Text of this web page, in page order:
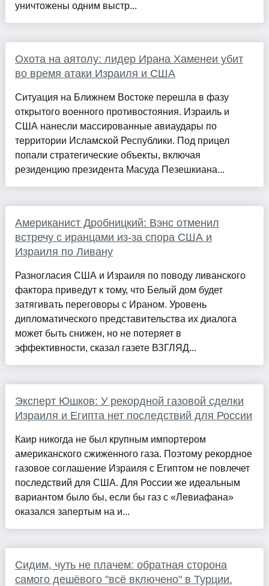
уничтожены одним выстр...
Охота на аятолу: лидер Ирана Хаменеи убит
во время атаки Израиля и США
Ситуация на Ближнем Востоке перешла в фазу
открытого военного противостояния. Израиль и
США нанесли массированные авиаудары по
территории Исламской Республики. Под прицел
попали стратегические объекты, включая
резиденцию президента Масуда Пезешкиана...
Американист Дробницкий: Вэнс отменил
встречу с иранцами из-за спора США и
Израиля по Ливану
Разногласия США и Израиля по поводу ливанского
фактора приведут к тому, что Белый дом будет
затягивать переговоры с Ираном. Уровень
дипломатического представительства их диалога
может быть снижен, но не потеряет в
эффективности, сказал газете ВЗГЛЯД...
Эксперт Юшков: У рекордной газовой сделки
Израиля и Египта нет последствий для России
Каир никогда не был крупным импортером
американского сжиженного газа. Поэтому рекордное
газовое соглашение Израиля с Египтом не повлечет
последствий для США. Для России же идеальным
вариантом было бы, если бы газ с «Левиафана»
оказался запертым на и...
Сидим, чуть не плачем: обратная сторона
самого дешёвого "всё включено" в Турции.